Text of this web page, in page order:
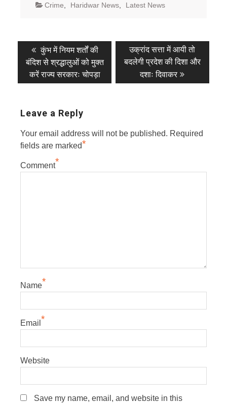
Crime Haridwar News Latest News
Post
navigation
Previous
post:
कुंभ में नियम शर्तों की
बंदिश से श्रद्धालुओं को मुक्त
करें राज्य सरकारः चोपड़ा
Next
post:
उक्रांद सत्ता में आयी तो
बदलेगी प्रदेश की दिशा और
दशाः दिवाकर
Leave a Reply
Your email address will not be published. Required
fields are marked*
Comment*
Name*
Email *
Website
Save my name, email, and website in this